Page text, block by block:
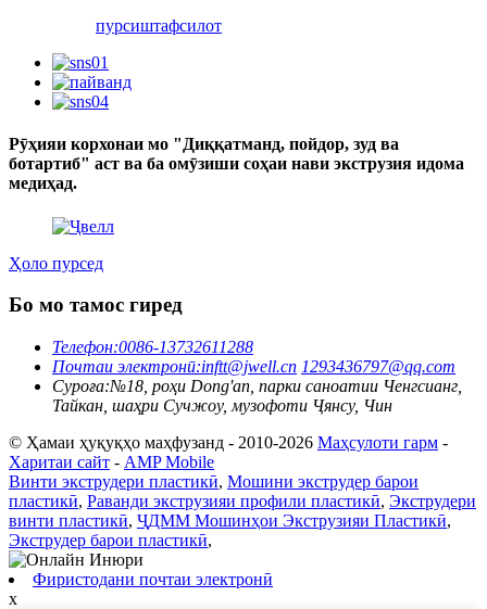
пурсиштафсилот
Рӯҳияи корхонаи мо "Диққатманд, пойдор, зуд ва
ботартиб" аст ва ба омӯзиши соҳаи нави экструзия идома
медиҳад.
Ҳоло пурсед
Бо мо тамос гиред
Телефон:0086-13732611288
Почтаи электронӣ:inftt@jwell.cn 1293436797@qq.com
Суроға:№18, роҳи Dong'an, парки саноатии Ченгсианг,
Тайкан, шаҳри Сучжоу, музофоти Ҷянсу, Чин
© Ҳамаи ҳуқуқҳо маҳфузанд - 2010-2026 Маҳсулоти гарм -
Харитаи сайт - AMP Mobile
Винти экструдери пластикӣ, Мошини экструдер барои
пластикӣ, Раванди экструзияи профили пластикӣ, Экструдери
винти пластикӣ, ҶДММ Мошинҳои Экструзияи Пластикӣ,
Экструдер барои пластикӣ,
Фиристодани почтаи электронӣ
x